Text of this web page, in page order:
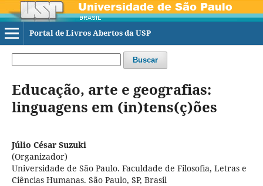
Portal de Livros Abertos da USP
Buscar
Educação, arte e geografias:
linguagens em (in)tens(ç)ões
Júlio César Suzuki
(Organizador)
Universidade de São Paulo. Faculdade de Filosofia, Letras e
Ciências Humanas. São Paulo, SP, Brasil